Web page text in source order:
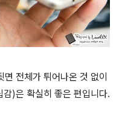
전체가 튀어나온 것 없이
)은 확실히 좋은 편입니다.